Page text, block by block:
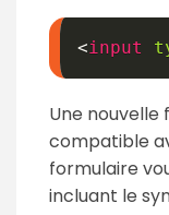
<input
Une nouvelle
compatible
formulaire
incluant le